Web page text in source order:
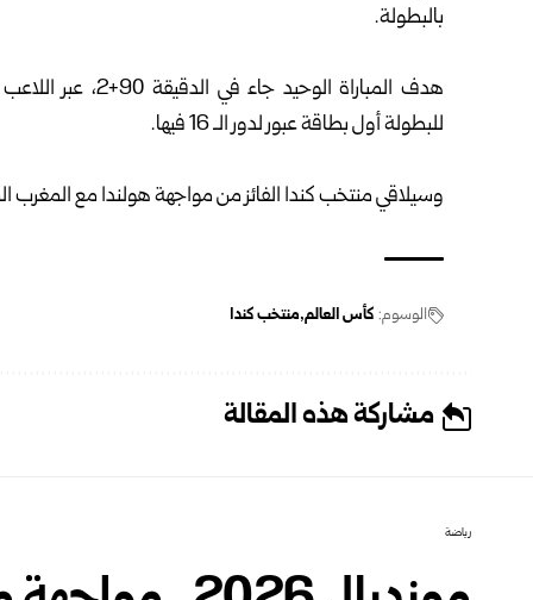
بالبطولة.
هدف المباراة
للبطولة أول بطاقة عبور لدور الـ 16 فيها.
وسيلاقي منتخب كندا الفائز من مواجهة هولندا مع المغرب
الوسوم: كأس العالم منتخب كندا
مشاركة هذه المقالة
رياضة